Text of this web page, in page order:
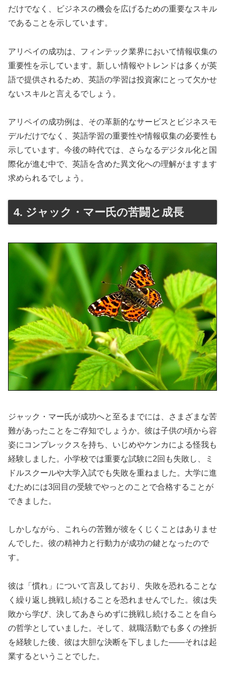
だけでなく、ビジネスの機会を広げるための重要なスキル
であることを示しています。
アリペイの成功は、フィンテック業界において情報収集の
重要性を示しています。新しい情報やトレンドは多くが英
語で提供されるため、英語の学習は投資家にとって欠かせ
ないスキルと言えるでしょう。
アリペイの成功例は、その革新的なサービスとビジネスモ
デルだけでなく、英語学習の重要性や情報収集の必要性も
示しています。今後の時代では、さらなるデジタル化と国
際化が進む中で、英語を含めた異文化への理解がますます
求められるでしょう。
4. ジャック・マー氏の苦闘と成長
ジャック・マー氏が成功へと至るまでには、さまざまな苦
難があったことをご存知でしょうか。彼は子供の頃から容
姿にコンプレックスを持ち、いじめやケンカによる怪我も
経験しました。小学校では重要な試験に2回も失敗し、ミ
ドルスクールや大学入試でも失敗を重ねました。大学に進
むためには3回目の受験でやっとのことで合格することが
できました。
しかしながら、これらの苦難が彼をくじくことはありませ
んでした。彼の精神力と行動力が成功の鍵となったので
す。
彼は「慣れ」について言及しており、失敗を恐れることな
く繰り返し挑戦し続けることを恐れませんでした。彼は失
敗から学び、決してあきらめずに挑戦し続けることを自ら
の哲学としていました。そして、就職活動でも多くの挫折
を経験した後、彼は大胆な決断を下しました――それは起
業するということでした。